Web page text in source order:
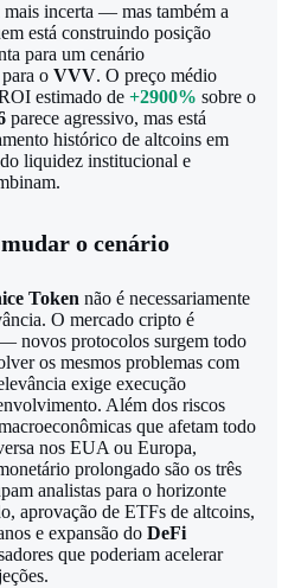
incerta — mas também a
está construindo posição
para um cenário
para o VVV. O preço médio
estimado de +2900% sobre o
parece agressivo, mas está
histórico de altcoins em
liquidez institucional e
o cenário
Token não é necessariamente
O mercado cripto é
novos protocolos surgem todo
os mesmos problemas com
exige execução
Além dos riscos
que afetam todo
nos EUA ou Europa,
prolongado são os três
analistas para o horizonte
aprovação de ETFs de altcoins,
e expansão do DeFi
que poderiam acelerar